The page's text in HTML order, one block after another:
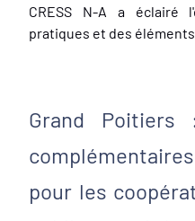
CRESS N-A a éclairé
pratiques et des
Grand Poitiers
pour les